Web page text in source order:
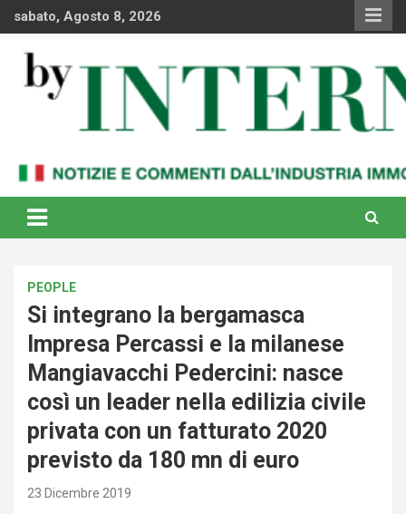
sabato, Agosto 8, 2026
By Internews
internazionale
PEOPLE
Si integrano la bergamasca
Impresa Percassi e la milanese
Mangiavacchi Pedercini: nasce
così un leader nella edilizia civile
privata con un fatturato 2020
previsto da 180 mn di euro
23 Dicembre 2019